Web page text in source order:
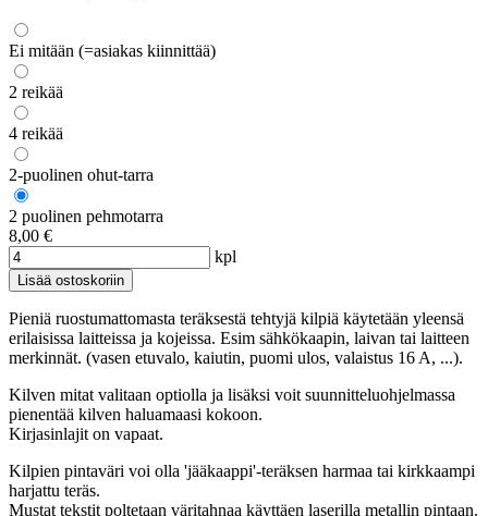
Ei mitään (=asiakas kiinnittää)
2 reikää
4 reikää
2-puolinen ohut-tarra
2 puolinen pehmotarra
8,00 €
kpl
Pieniä ruostumattomasta teräksestä tehtyjä kilpiä käytetään yleensä
erilaisissa laitteissa ja kojeissa. Esim sähkökaapin, laivan tai laitteen
merkinnät. (vasen etuvalo, kaiutin, puomi ulos, valaistus 16 A, ...).
Kilven mitat valitaan optiolla ja lisäksi voit suunnitteluohjelmassa
pienentää kilven haluamaasi kokoon.
Kirjasinlajit on vapaat.
Kilpien pintaväri voi olla 'jääkaappi'-teräksen harmaa tai kirkkaampi
harjattu teräs.
Mustat tekstit poltetaan väritahnaa käyttäen laserilla metallin pintaan.